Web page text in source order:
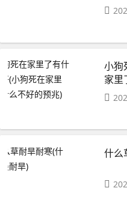
小狗
家里
什么